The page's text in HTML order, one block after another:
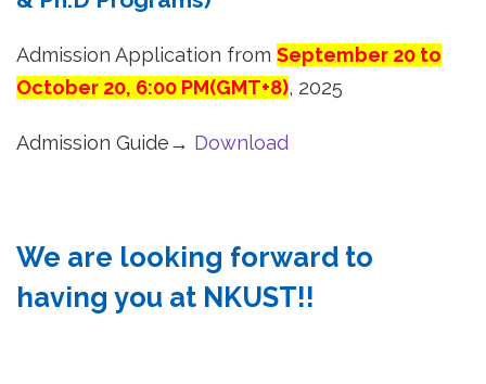
Admission Application from September 20 to
October 20, 6:00 PM(GMT+8), 2025
Admission Guide→ Download
We are looking forward to
having you at NKUST!!